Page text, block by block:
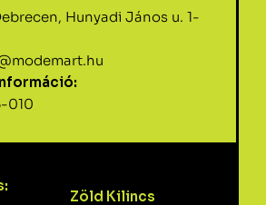
Hunyadi János u. 1-
010
Zöld Kilincs